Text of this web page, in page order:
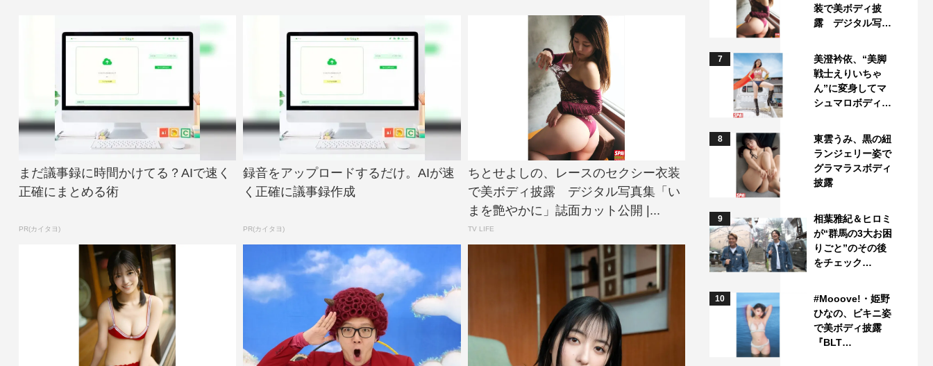
まだ議事録に時間かけてる？AIで速く
正確にまとめる術
PR(カイタヨ)
録音をアップロードするだけ。AIが速
く正確に議事録作成
PR(カイタヨ)
ちとせよしの、レースのセクシー衣装
で美ボディ披露 デジタル写真集「い
まを艶やかに」誌面カット公開 |...
TV LIFE
装で美ボディ披
露 デジタル写…
7
美澄衿依、“美脚
戦士えりいちゃ
ん”に変身してマ
シュマロボディ…
8
東雲うみ、黒の紐
ランジェリー姿で
グラマラスボディ
披露
9
相葉雅紀＆ヒロミ
が“群馬の3大お困
りごと”のその後
をチェック…
10
#Mooove!・姫野
ひなの、ビキニ姿
で美ボディ披露
『BLT…